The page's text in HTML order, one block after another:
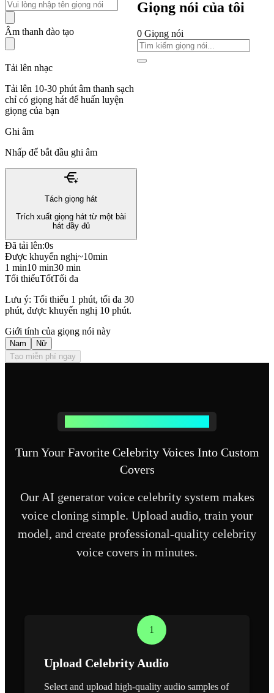
Âm thanh đào tạo
Tải lên nhạc
Tải lên 10-30 phút âm thanh sạch
chỉ có giọng hát để huấn luyện
giọng của bạn
Ghi âm
Nhấp để bắt đầu ghi âm
Tách giọng hát
Trích xuất giọng hát từ một bài
hát đầy đủ
Đã tải lên:0s
Được khuyến nghị~10min
1 min10 min30 min
Tối thiểuTốtTối đa
Lưu ý: Tối thiểu 1 phút, tối đa 30
phút, được khuyến nghị 10 phút.
Giới tính của giọng nói này
Nam
Nữ
Tạo miễn phí ngay
Giọng nói của tôi
0 Giọng nói
Turn Your Favorite Celebrity Voices Into Custom
Covers
Our AI generator voice celebrity system makes
voice cloning simple. Upload audio, train your
model, and create professional-quality celebrity
voice covers in minutes.
1
Upload Celebrity Audio
Select and upload high-quality audio samples of